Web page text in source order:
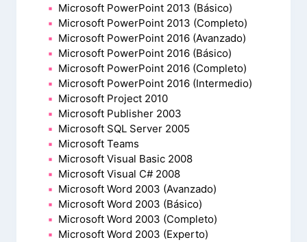
Microsoft PowerPoint 2013 (Básico)
Microsoft PowerPoint 2013 (Completo)
Microsoft PowerPoint 2016 (Avanzado)
Microsoft PowerPoint 2016 (Básico)
Microsoft PowerPoint 2016 (Completo)
Microsoft PowerPoint 2016 (Intermedio)
Microsoft Project 2010
Microsoft Publisher 2003
Microsoft SQL Server 2005
Microsoft Teams
Microsoft Visual Basic 2008
Microsoft Visual C# 2008
Microsoft Word 2003 (Avanzado)
Microsoft Word 2003 (Básico)
Microsoft Word 2003 (Completo)
Microsoft Word 2003 (Experto)